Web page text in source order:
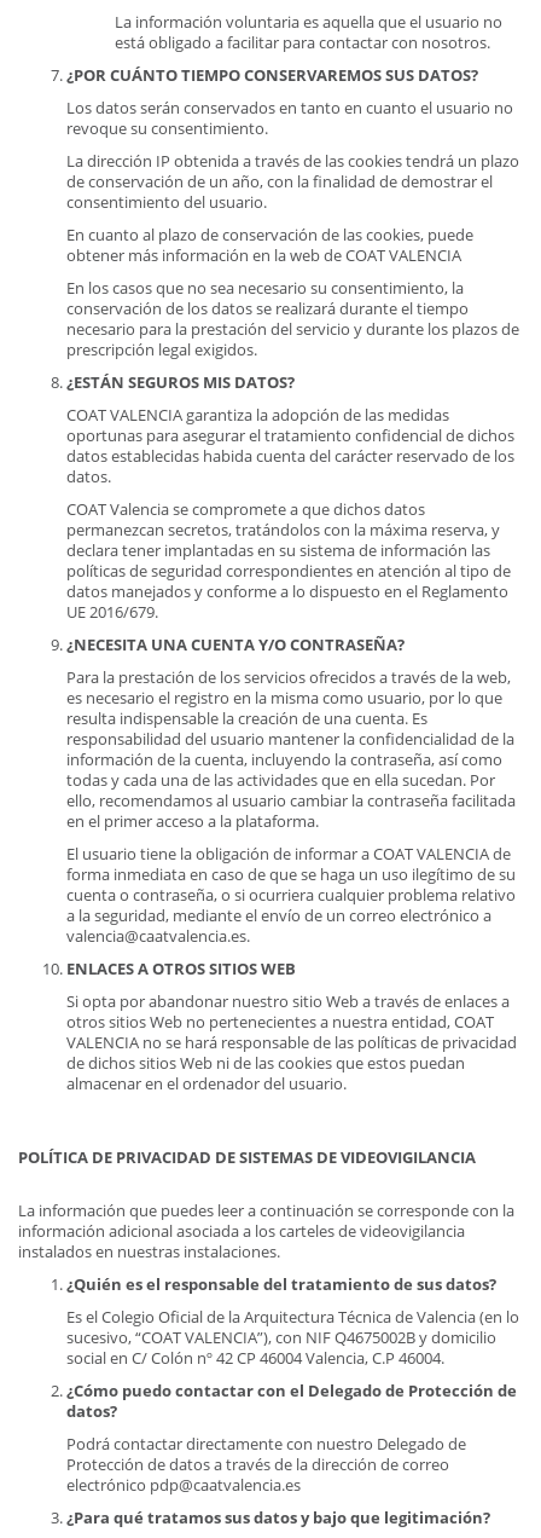
La información voluntaria es aquella que el usuario no
está obligado a facilitar para contactar con nosotros.
¿POR CUÁNTO TIEMPO CONSERVAREMOS SUS DATOS?
Los datos serán conservados en tanto en cuanto el usuario no
revoque su consentimiento.
La dirección IP obtenida a través de las cookies tendrá un plazo
de conservación de un año, con la finalidad de demostrar el
consentimiento del usuario.
En cuanto al plazo de conservación de las cookies, puede
obtener más información en la web de COAT VALENCIA
En los casos que no sea necesario su consentimiento, la
conservación de los datos se realizará durante el tiempo
necesario para la prestación del servicio y durante los plazos de
prescripción legal exigidos.
¿ESTÁN SEGUROS MIS DATOS?
COAT VALENCIA garantiza la adopción de las medidas
oportunas para asegurar el tratamiento confidencial de dichos
datos establecidas habida cuenta del carácter reservado de los
datos.
COAT Valencia se compromete a que dichos datos
permanezcan secretos, tratándolos con la máxima reserva, y
declara tener implantadas en su sistema de información las
políticas de seguridad correspondientes en atención al tipo de
datos manejados y conforme a lo dispuesto en el Reglamento
UE 2016/679.
¿NECESITA UNA CUENTA Y/O CONTRASEÑA?
Para la prestación de los servicios ofrecidos a través de la web,
es necesario el registro en la misma como usuario, por lo que
resulta indispensable la creación de una cuenta. Es
responsabilidad del usuario mantener la confidencialidad de la
información de la cuenta, incluyendo la contraseña, así como
todas y cada una de las actividades que en ella sucedan. Por
ello, recomendamos al usuario cambiar la contraseña facilitada
en el primer acceso a la plataforma.
El usuario tiene la obligación de informar a COAT VALENCIA de
forma inmediata en caso de que se haga un uso ilegítimo de su
cuenta o contraseña, o si ocurriera cualquier problema relativo
a la seguridad, mediante el envío de un correo electrónico a
valencia@caatvalencia.es.
ENLACES A OTROS SITIOS WEB
Si opta por abandonar nuestro sitio Web a través de enlaces a
otros sitios Web no pertenecientes a nuestra entidad, COAT
VALENCIA no se hará responsable de las políticas de privacidad
de dichos sitios Web ni de las cookies que estos puedan
almacenar en el ordenador del usuario.
POLÍTICA DE PRIVACIDAD DE SISTEMAS DE VIDEOVIGILANCIA
La información que puedes leer a continuación se corresponde con la
información adicional asociada a los carteles de videovigilancia
instalados en nuestras instalaciones.
¿Quién es el responsable del tratamiento de sus datos?
Es el Colegio Oficial de la Arquitectura Técnica de Valencia (en lo
sucesivo, “COAT VALENCIA”), con NIF Q4675002B y domicilio
social en C/ Colón nº 42 CP 46004 Valencia, C.P 46004.
¿Cómo puedo contactar con el Delegado de Protección de
datos?
Podrá contactar directamente con nuestro Delegado de
Protección de datos a través de la dirección de correo
electrónico pdp@caatvalencia.es
¿Para qué tratamos sus datos y bajo que legitimación?